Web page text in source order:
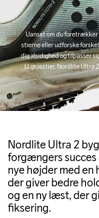
100% Rubber
Uanset om du
stierne eller udforske
dig alsidighed og tilpasser
til grusstier, Nordlite Ultra
Nordlite Ultra 2
forgængers
nye højder med en
der giver bedre
og en ny læst, der
fiksering.